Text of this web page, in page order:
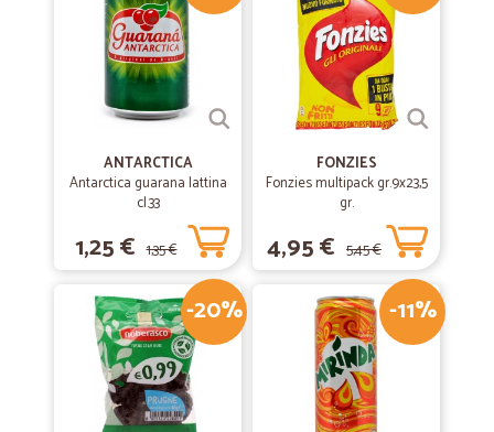
ANTARCTICA
Antarctica guarana lattina
cl.33
1,25 € 1,35 €
FONZIES
Fonzies multipack gr.9x23,5
gr.
4,95 € 5,45 €
-20% -11%